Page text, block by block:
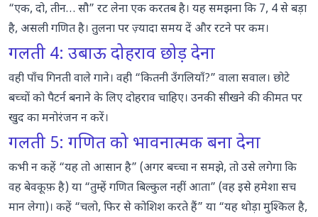
“एक, दो, तीन… सौ” रट लेना एक करतब है। यह समझना कि 7, 4 से बड़ा
है, असली गणित है। तुलना पर ज़्यादा समय दें और रटने पर कम।
गलती 4: उबाऊ दोहराव छोड़ देना
वही पाँच गिनती वाले गाने। वही “कितनी उँगलियाँ?” वाला सवाल। छोटे
बच्चों को पैटर्न बनाने के लिए दोहराव चाहिए। उनकी सीखने की कीमत पर
खुद का मनोरंजन न करें।
गलती 5: गणित को भावनात्मक बना देना
कभी न कहें “यह तो आसान है” (अगर बच्चा न समझे, तो उसे लगेगा कि
वह बेवकूफ़ है) या “तुम्हें गणित बिल्कुल नहीं आता” (वह इसे हमेशा सच
मान लेगा)। कहें “चलो, फिर से कोशिश करते हैं” या “यह थोड़ा मुश्किल है,